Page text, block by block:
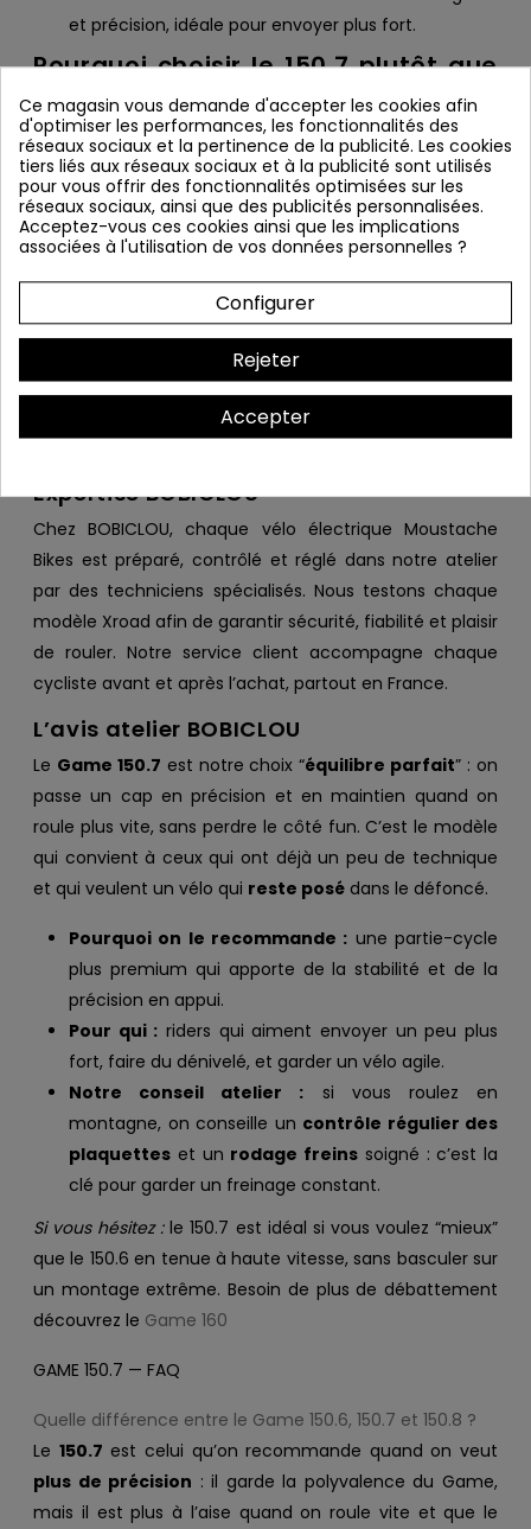
et précision, idéale pour envoyer plus fort.
Pourquoi choisir le 150.7 plutôt que
le 150.6 ?
Vous voulez unefourche FOX 36pour gagner en
stabilité et en tenue dans le défoncé.
Vous roulez vite et vous cherchez un vélo quireste
posédans les successions d’obstacles.
Vous aimez les longues sorties : autonomie
annoncée jusqu’à129 kmselon configuration.
Pour qui ?
Riders trail/all-mountain qui alternent
longues+descentes engagées.
Ceux qui veulent un VTTAE capable de
Expertise BOBICLOU
Chez BOBICLOU, chaque vélo électrique Moustache
Bikes est préparé, contrôlé et réglé dans notre atelier
par des techniciens spécialisés. Nous testons chaque
modèle Xroad afin de garantir sécurité, fiabilité et plaisir
de rouler. Notre service client accompagne chaque
cycliste avant et après l’achat, partout en France.
L’avis atelier BOBICLOU
Le Game 150.7 est notre choix “équilibre parfait” : on
passe un cap en précision et en maintien quand on
roule plus vite, sans perdre le côté fun. C’est le modèle
qui convient à ceux qui ont déjà un peu de technique
et qui veulent un vélo qui reste posé dans le défoncé.
Pourquoi on le recommande : une partie-cycle
plus premium qui apporte de la stabilité et de la
précision en appui.
Pour qui : riders qui aiment envoyer un peu plus
fort, faire du dénivelé, et garder un vélo agile.
Notre conseil atelier : si vous roulez en
montagne, on conseille un contrôle régulier des
plaquettes et un rodage freins soigné : c’est la
clé pour garder un freinage constant.
Si vous hésitez :le 150.7 est idéal si vous voulez “mieux”
que le 150.6 en tenue à haute vitesse, sans basculer sur
un montage extrême. Besoin de plus de débattement
découvrez le Game 160
GAME 150.7 — FAQ
Quelle différence entre le Game 150.6, 150.7 et 150.8 ?
Le 150.7 est celui qu’on recommande quand on veut
plus de précision : il garde la polyvalence du Game,
mais il est plus à l’aise quand on roule vite et que le
Ce magasin vous demande d'accepter les cookies afin
d'optimiser les performances, les fonctionnalités des
réseaux sociaux et la pertinence de la publicité. Les cookies
tiers liés aux réseaux sociaux et à la publicité sont utilisés
pour vous offrir des fonctionnalités optimisées sur les
réseaux sociaux, ainsi que des publicités personnalisées.
Acceptez-vous ces cookies ainsi que les implications
associées à l'utilisation de vos données personnelles ?
Configurer
Rejeter
Accepter